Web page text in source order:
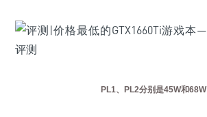
PL1、 PL2分别是45W和68W